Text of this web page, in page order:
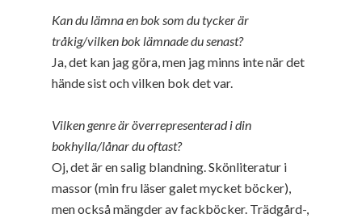
Kan du lämna en bok som du tycker är
tråkig/vilken bok lämnade du senast?
Ja, det kan jag göra, men jag minns inte när det
hände sist och vilken bok det var.
Vilken genre är överrepresenterad i din
bokhylla/lånar du oftast?
Oj, det är en salig blandning. Skönliteratur i
massor (min fru läser galet mycket böcker),
men också mängder av fackböcker. Trädgård-,